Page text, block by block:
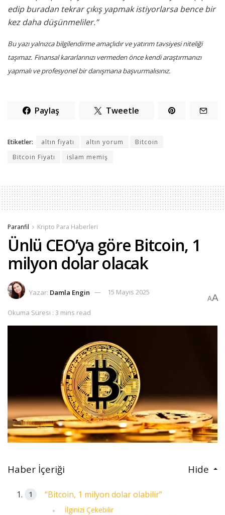
edip buradan tekrar çıkış yapmak istiyorlarsa bence bir
kez daha düşünmeliler.”
Bu yazı yalnızca bilgilendirme amaçlıdır ve yatırım tavsiyesi niteliği
taşımaz. Finansal kararlarınızı vermeden önce kendi araştırmanızı
yapmalı ve profesyonel bir danışmana başvurmalısınız.
Paylaş Tweetle
Etiketler: altın fiyatı altın yorum
Bitcoin
Bitcoin Fiyatı
islam memiş
Paranfil Kripto Para Haberleri
Ünlü CEO’ya göre Bitcoin, 1
milyon dolar olacak
Yazar: Damla Engin 15 Mayıs 2025
Okuma Süresi : 3 mins read
AA
Haber İçeriği Hide
“Bitcoin, 1 milyon dolar olabilir”
İlginizi Çekebilir